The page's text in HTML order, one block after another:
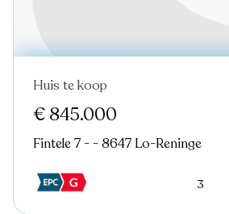
Huis te koop
€ 845.000
Fintele 7 - - 8647 Lo-Reninge
3